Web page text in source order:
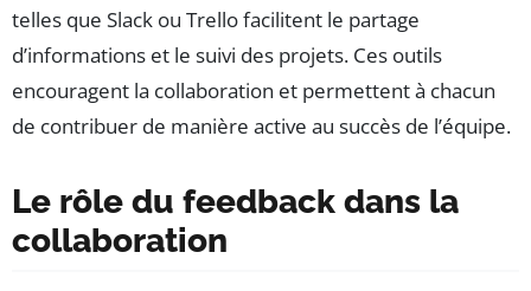
telles que Slack ou Trello facilitent le partage
d’informations et le suivi des projets. Ces outils
encouragent la collaboration et permettent à chacun
de contribuer de manière active au succès de l’équipe.
Le rôle du feedback dans la
collaboration